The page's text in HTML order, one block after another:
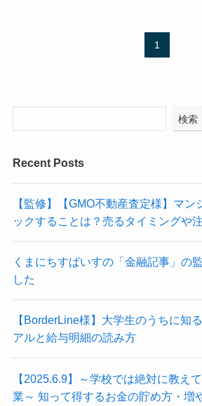
1
検索
Recent Posts
【監修】【GMO不動産査定様】マン
ックすることは？売るタイミングや
くまにちすぱいすの「金融記事」の
した
【BorderLine様】大学生のうちに知
アルと給与明細の読み方
【2025.6.9】～学校では絶対に教え
業～ 知って得するお金の貯め方・増